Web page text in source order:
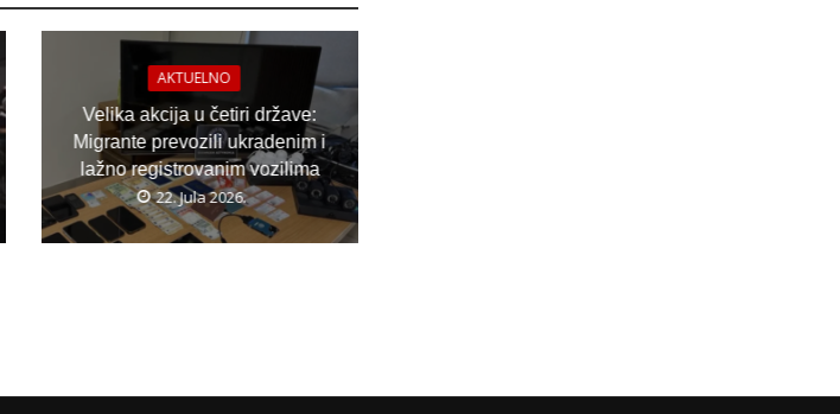
AKTUELNO
Velika akcija u četiri države:
Migrante prevozili ukradenim i
lažno registrovanim vozilima
22. Jula 2026.